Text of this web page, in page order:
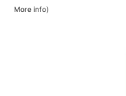
More info)